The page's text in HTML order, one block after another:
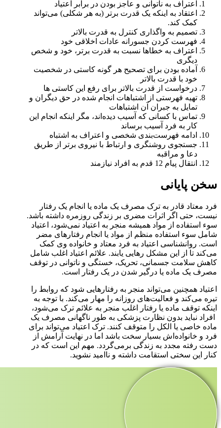
اعتراف به ناتوانی و عاجز بودن در برابر اعتیاد
اعتقاد به اینکه یک قدرت برتر (به هر شکلی) می‌تواند
کمک کند.
تصمیم به واگذاری کنترل به قدرت بالاتر
فهرست کردن جسورانه عادات اخلاقی خود
اعتراف به خطاها نسبت به قدرت برتر، خود و شخص
دیگری
آماده بودن برای تصحیح هر گونه کاستی در شخصیت
خود با قدرت بالاتر
درخواست از قدرت بالاتر برای رفع این کاستی ها
تهیه فهرستی از اشتباهات انجام شده در حق دیگران و
تمایل به جبران آن اشتباهات
تماس با کسانی که آسیب دیده‌اند، مگر اینکه انجام این
کار به فرد آسیب برساند
ادامه فهرست‌بندی شخصی و اعتراف به اشتباه
جستجوی روشنگری و ارتباط با نیروی برتر از طریق
دعا و مراقبه
انتقال پیام 12 قدم به افراد نیازمند
سخن پایانی
فرد معتاد قادر به ترک مصرف یک ماده یا انجام یک رفتار
نیست، حتی اگر اثرات مضری بر زندگی روزمره داشته باشد.
سوء استفاده از مواد همیشه منجر به اعتیاد نمی‌شود، اعتیاد
شامل سوء استفاده منظم از مواد یا انجام رفتارهای مضر
است. روانشناسی اعتیاد به فرد معتاد و خانواده وی کمک
می‌کند تا از این مشکل رهایی یابند. علائم اعتیاد اغلب شامل
کاهش سلامت جسمانی، تحریک، خستگی و ناتوانی در توقف
مصرف یک ماده یا درگیر شدن در یک رفتار است.
اعتیاد همچنین می‌تواند منجر به رفتارهایی شود که روابط را
تیره می‌کند و فعالیت‌های روزانه را مهار می‌کند. با توجه به
اینکه توقف ماده یا رفتار اغلب منجر به علائم ترک می‌شود،
افراد نباید بدون نظارت پزشکی به طور ناگهانی مصرف یک
ماده خاصی یا الکل را متوقف کنند. ترک اعتیاد می‌تواند برای
فرد و خانواده‌اش بسیار سخت باشد اما در نهایت آرامش از
دست رفته مجدد به زندگی برمی‌گردد. مهم این است که در
کنار این سختی استقامت داشته و ناامید نشوید.